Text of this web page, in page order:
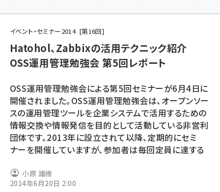
ツ
加藤銘のチーム貢献～仲間と築いた勝利の絆～ (2304)
iot女子会 (2263)
drupal (1940)
genai (1473)
ai crunch (1347)
abc123 (1346)
イベント・セミナー2014 第16回
Hatohol、Zabbixの活用テクニック紹介
OSS運用管理勉強会 第5回レポート
OSS運用管理勉強会による第5回セミナーが6月4日に
開催されました。OSS運用管理勉強会は、オープンソー
スの運用管理ツールを企業システムで活用するための
情報交換や情報発信を目的として活動している非営利
団体です。2013年に設立されて以降、定期的にセミ
ナーを開催していますが、参加者は毎回定員に達する
小原 雄樹
2014年6月20日 2:00